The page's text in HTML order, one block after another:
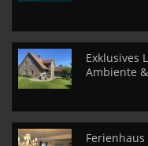
Exklusives
Ambiente